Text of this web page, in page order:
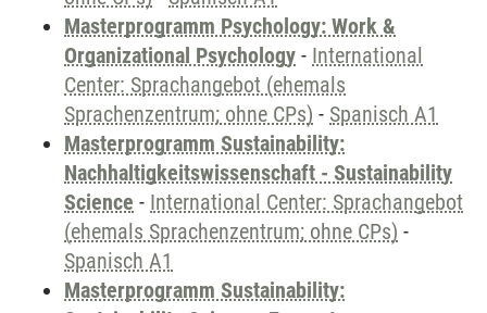
Masterprogramm Psychology: Work &
Organizational Psychology - International
Center: Sprachangebot (ehemals
Sprachenzentrum; ohne CPs) - Spanisch A1
Masterprogramm Sustainability:
Nachhaltigkeitswissenschaft - Sustainability
Science - International Center: Sprachangebot
(ehemals Sprachenzentrum; ohne CPs) -
Spanisch A1
Masterprogramm Sustainability: